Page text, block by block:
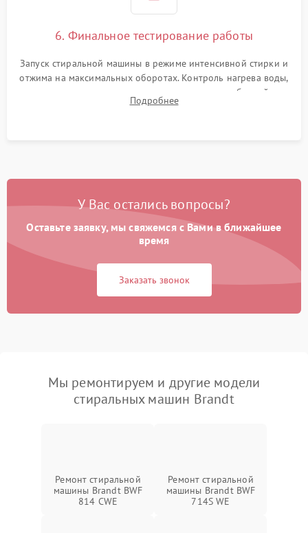
6. Финальное тестирование работы
Запуск стиральной машины в режиме интенсивной стирки и
отжима на максимальных оборотах. Контроль нагрева воды,
корректности слива, отсутствия излишних вибраций,
посторонних стуков и протечек под корпусом.
Подробнее
У Вас остались вопросы?
Оставьте заявку, мы свяжемся с Вами в ближайшее
время
Заказать звонок
Мы ремонтируем и другие модели
стиральных машин Brandt
Ремонт стиральной
машины Brandt BWF
814 CWE
Ремонт стиральной
машины Brandt BWF
714S WE